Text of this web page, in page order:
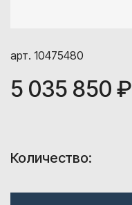
арт. 10475480
5 035 850 ₽
Количество: